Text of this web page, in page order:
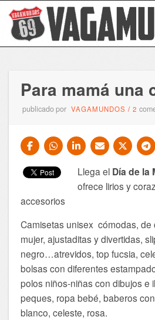
Para mamá
publicado por VAGAMUNDOS /2
Llega el Día de la
ofrece lirios y
accesorios
Camisetas unisex cómodas, de
mujer, ajustaditas y divertidas,
negro…atrevidos, top fucsia,
bolsas con diferentes
polos niños-niñas con dibujos e
peques, ropa bebé, baberos
blanco, celeste, rosa.